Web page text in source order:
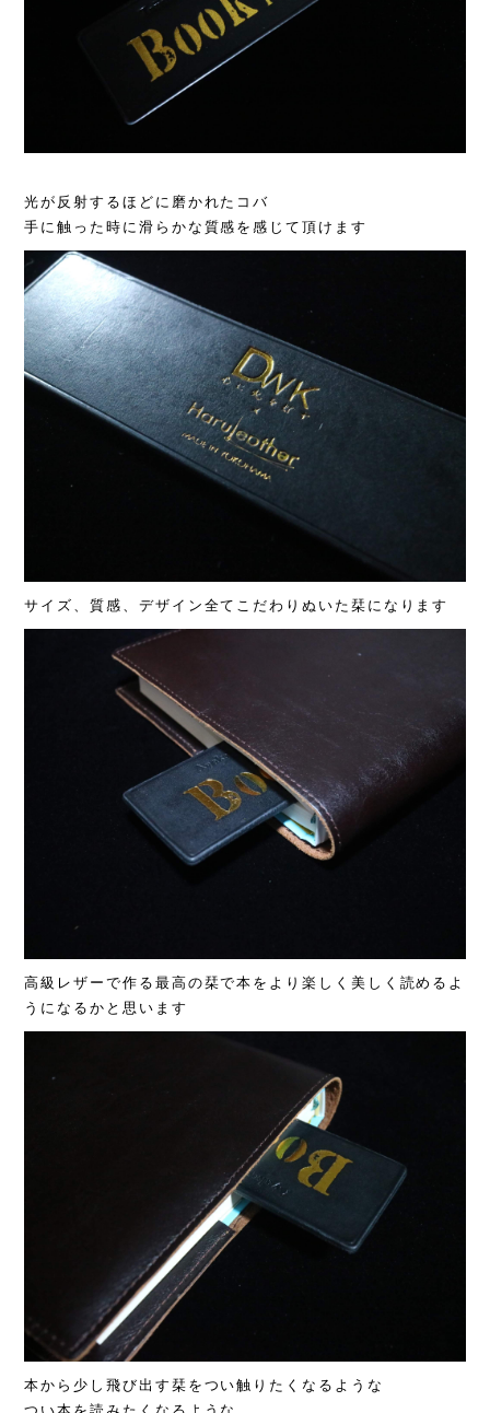
光が反射するほどに磨かれたコバ
手に触った時に滑らかな質感を感じて頂けます
サイズ、質感、デザイン全てこだわりぬいた栞になります
高級レザーで作る最高の栞で本をより楽しく美しく読めるよ
うになるかと思います
本から少し飛び出す栞をつい触りたくなるような